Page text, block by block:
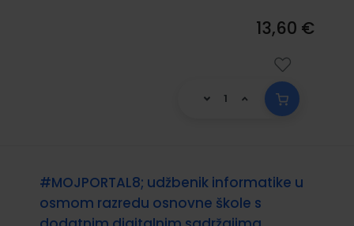
13,60 €
#MOJPORTAL8; udžbenik informatike u
osmom razredu osnovne škole s